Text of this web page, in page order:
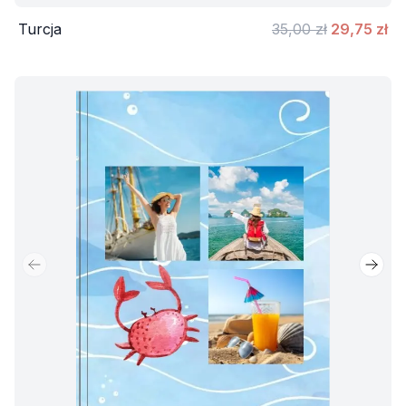
Turcja 35,00 zł 29,75 zł
Poprzedni slajd